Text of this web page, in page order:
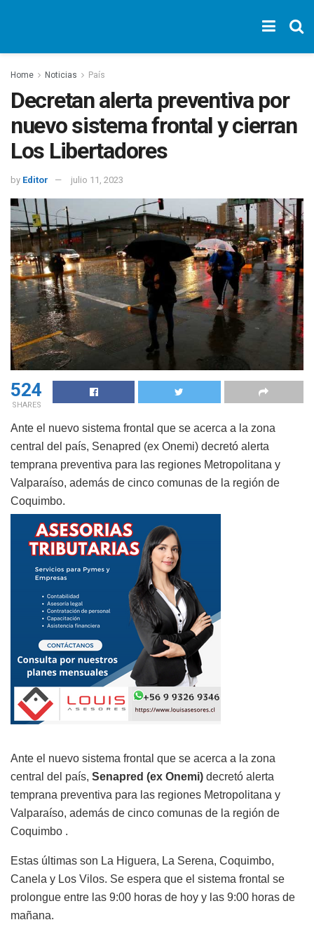
Home Noticias País
Decretan alerta preventiva por
nuevo sistema frontal y cierran
Los Libertadores
by Editor julio 11, 2023
524
SHARES
Ante el nuevo sistema frontal que se acerca a la zona
central del país, Senapred (ex Onemi) decretó alerta
temprana preventiva para las regiones Metropolitana y
Valparaíso, además de cinco comunas de la región de
Coquimbo.
Ante el nuevo sistema frontal que se acerca a la zona
central del país, Senapred (ex Onemi) decretó alerta
temprana preventiva para las regiones Metropolitana y
Valparaíso, además de cinco comunas de la región de
Coquimbo .
Estas últimas son La Higuera, La Serena, Coquimbo,
Canela y Los Vilos. Se espera que el sistema frontal se
prolongue entre las 9:00 horas de hoy y las 9:00 horas de
mañana.